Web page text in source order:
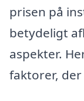
prisen på
betydeligt
aspekter.
faktorer,